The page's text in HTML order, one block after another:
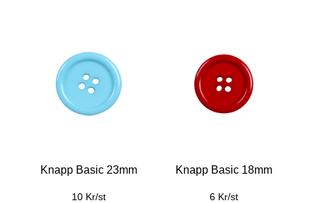
Knapp Basic 23mm
10 Kr/st
Knapp Basic 18mm
6 Kr/st